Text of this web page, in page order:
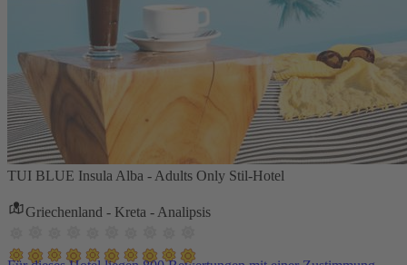
TUI BLUE Insula Alba - Adults Only Stil-Hotel
Griechenland - Kreta - Analipsis